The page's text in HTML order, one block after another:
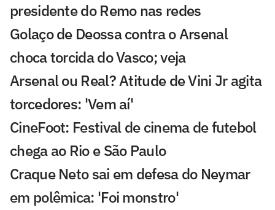
presidente do Remo nas redes
Golaço de Deossa contra o Arsenal
choca torcida do Vasco; veja
Arsenal ou Real? Atitude de Vini Jr agita
torcedores: 'Vem aí'
CineFoot: Festival de cinema de futebol
chega ao Rio e São Paulo
Craque Neto sai em defesa do Neymar
em polêmica: 'Foi monstro'